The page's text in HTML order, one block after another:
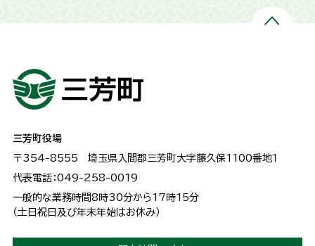
三芳町役場
〒354-8555 埼玉県入間郡三芳町大字藤久保1100番地１
代表電話：049-258-0019
一般的な業務時間8時30分から17時15分
（土日祝日及び年末年始はお休み）